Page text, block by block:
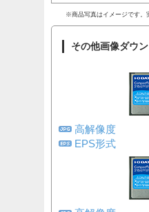
※商品写真はイメージです。
その他画像ダウ
高解像度
EPS形式